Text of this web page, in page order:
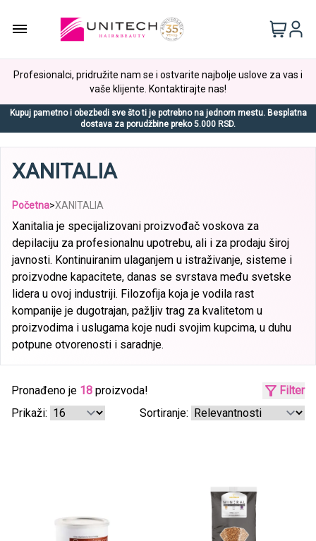
Profesionalci, pridružite nam se i ostvarite najbolje uslove za vas i
vaše klijente. Kontaktirajte nas!
Kupuj pametno i obezbedi sve što ti je potrebno na jednom mestu. Besplatna
dostava za porudžbine preko 5.000 RSD.
XANITALIA
Početna>XANITALIA
Xanitalia je specijalizovani proizvođač voskova za
depilaciju za profesionalnu upotrebu, ali i za prodaju široj
javnosti. Kontinuiranim ulaganjem u istraživanje, sisteme i
proizvodne kapacitete, danas se svrstava među svetske
lidera u ovoj industriji. Filozofija koja je vodila rast
kompanije je dugotrajan, pažljiv trag za kvalitetom u
proizvodima i uslugama koje nudi svojim kupcima, u duhu
potpune otvorenosti i saradnje.
Pronađeno je 18 proizvoda!
Filter
Prikaži:
Sortiranje: